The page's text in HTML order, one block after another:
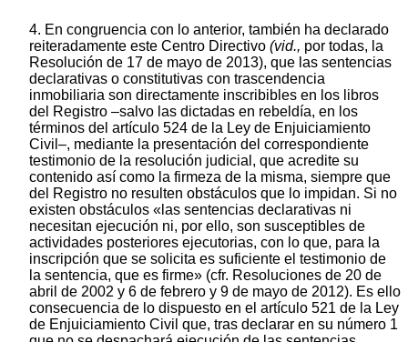
4. En congruencia con lo anterior, también ha declarado
reiteradamente este Centro Directivo (vid., por todas, la
Resolución de 17 de mayo de 2013), que las sentencias
declarativas o constitutivas con trascendencia
inmobiliaria son directamente inscribibles en los libros
del Registro –salvo las dictadas en rebeldía, en los
términos del artículo 524 de la Ley de Enjuiciamiento
Civil–, mediante la presentación del correspondiente
testimonio de la resolución judicial, que acredite su
contenido así como la firmeza de la misma, siempre que
del Registro no resulten obstáculos que lo impidan. Si no
existen obstáculos «las sentencias declarativas ni
necesitan ejecución ni, por ello, son susceptibles de
actividades posteriores ejecutorias, con lo que, para la
inscripción que se solicita es suficiente el testimonio de
la sentencia, que es firme» (cfr. Resoluciones de 20 de
abril de 2002 y 6 de febrero y 9 de mayo de 2012). Es ello
consecuencia de lo dispuesto en el artículo 521 de la Ley
de Enjuiciamiento Civil que, tras declarar en su número 1